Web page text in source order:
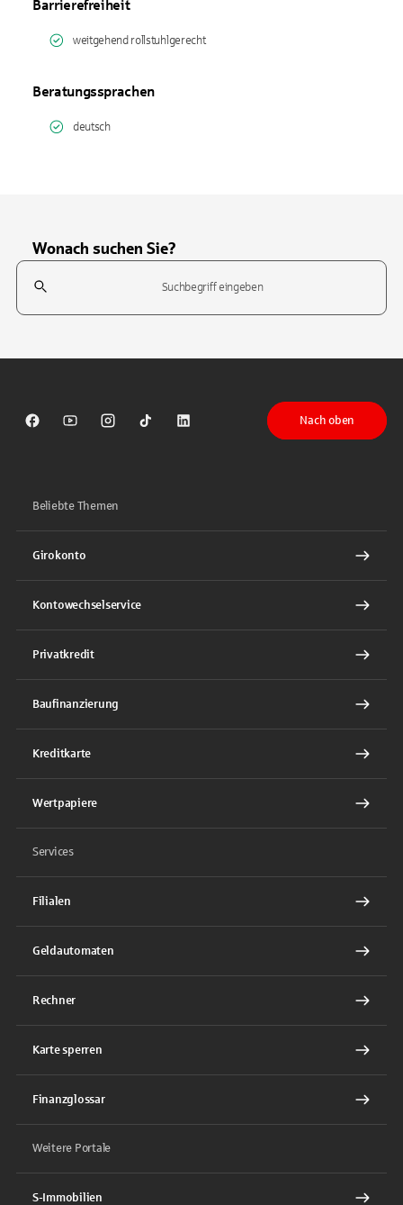
Barrierefreiheit
weitgehend rollstuhlgerecht
Beratungssprachen
deutsch
Wonach suchen Sie?
Suchfeld
Sparkasse auf Facebook
Sparkasse auf Youtube
Sparkasse auf Instagram
Sparkasse auf TikTok
Sparkasse auf LinkedIn
Nach oben
Beliebte Themen
Girokonto
Kontowechselservice
Privatkredit
Baufinanzierung
Kreditkarte
Wertpapiere
Services
Filialen
Geldautomaten
Rechner
Karte sperren
Finanzglossar
Weitere Portale
S-Immobilien